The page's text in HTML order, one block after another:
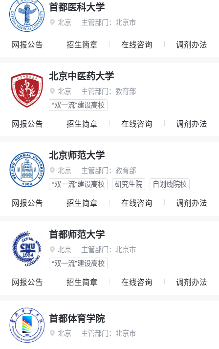
首都医科大学
 北京 主管部门： 北京市
网报公告 招生简章 在线咨询 调剂办法
北京中医药大学
 北京 主管部门： 教育部
“双一流”建设高校
网报公告 招生简章 在线咨询 调剂办法
北京师范大学
 北京 主管部门： 教育部
“双一流”建设高校
研究生院 自划线院校
网报公告 招生简章 在线咨询 调剂办法
首都师范大学
 北京 主管部门： 北京市
“双一流”建设高校
网报公告 招生简章 在线咨询 调剂办法
首都体育学院
 北京 主管部门： 北京市